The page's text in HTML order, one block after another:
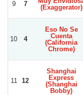
9 7
(Exaggerator)
10 4
Eso No Se
Cuenta
(California
Chrome)
11 12
Shanghai
Express
(Shanghai
Bobby)